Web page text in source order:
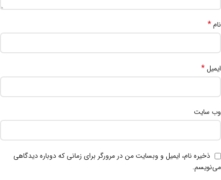
نام*
ایمیل*
وب‌ سایت
ذخیره نام، ایمیل و وبسایت من در مرورگر برای زمانی که دوباره دیدگاهی
می‌نویسم.